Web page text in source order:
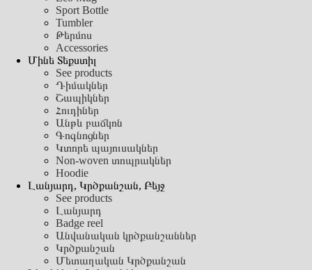
Sport Bottle
Tumbler
Թերմոս
Accessories
Մինե Տեքստիլ
See products
Դիմակներ
Շապիկներ
Հուդիներ
Անթև բաճկոն
Գոգնոցներ
Կտորե պայուսակներ
Non-woven տոպրակներ
Hoodie
Լանյարդ, Կրծքանշան, Բեյջ
See products
Լանյարդ
Badge reel
Անվանական կրծքանշաններ
Կրծքանշան
Մետաղական Կրծքանշան